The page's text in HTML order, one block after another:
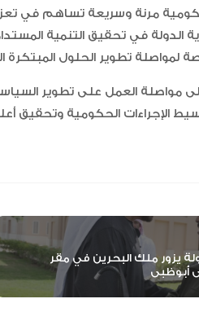
مرنة وسريعة تساهم في
الدولة في تحقيق التنمية
مواصلة العمل على تطوير
يزور ملك البحرين في مقر
أبوظبي